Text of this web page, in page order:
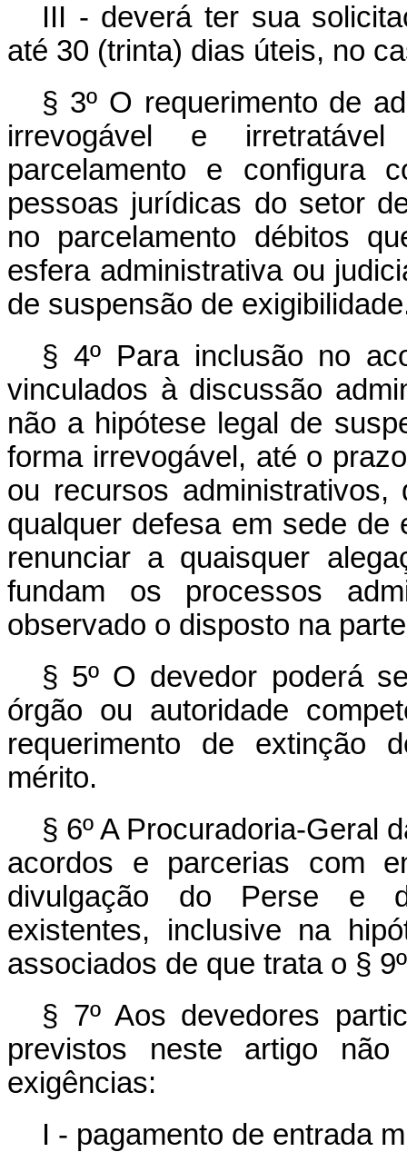
III - deverá ter sua
até 30 (trinta) dias úteis, no
§ 3º O requerimento de
irrevogável e
parcelamento e configura
pessoas jurídicas do setor
no parcelamento débitos
esfera administrativa ou
de suspensão de
§ 4º Para inclusão no
vinculados à discussão
não a hipótese legal de
forma irrevogável, até o
ou recursos
qualquer defesa em sede de
renunciar a quaisquer
fundam os processos
observado o disposto na
§ 5º O devedor poderá
órgão ou autoridade
requerimento de extinção
mérito.
§ 6º A Procuradoria-Geral
acordos e parcerias com
divulgação do Perse e
existentes, inclusive na
associados de que trata o §
§ 7º Aos devedores
previstos neste artigo
exigências:
I - pagamento de entrada